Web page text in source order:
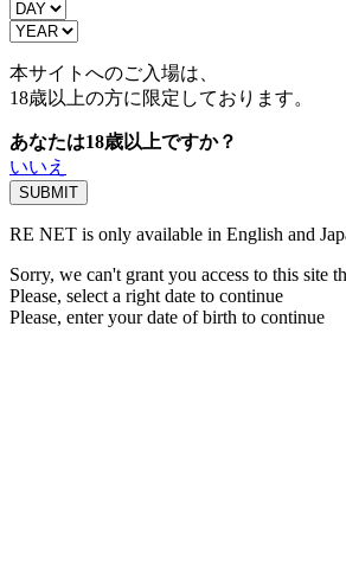
本サイトへのご入場は、
18歳以上の方に限定しております。
あなたは18歳以上ですか？
いいえ
RE NET is only available in English and
Sorry, we can't grant you access to this site
Please, select a right date to continue
Please, enter your date of birth to continue